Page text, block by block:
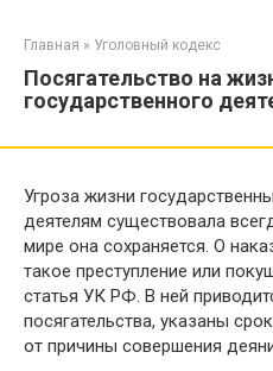
Главная » Уголовный кодекс
Посягательство на
государственного
Угроза жизни
деятелям существовала
мире она сохраняется. О
такое преступление или
статья УК РФ. В ней
посягательства, указаны
от причины совершения